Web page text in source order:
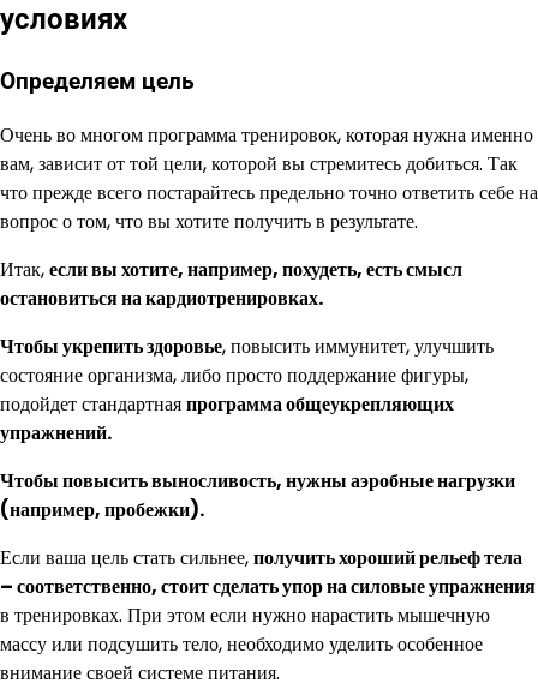
условиях
Определяем цель
Очень во многом программа тренировок, которая нужна именно
вам, зависит от той цели, которой вы стремитесь добиться. Так
что прежде всего постарайтесь предельно точно ответить себе на
вопрос о том, что вы хотите получить в результате.
Итак,если вы хотите, например, похудеть, есть смысл
остановиться на кардиотренировках.
Чтобы укрепить здоровье, повысить иммунитет, улучшить
состояние организма, либо просто поддержание фигуры,
подойдет стандартнаяпрограмма общеукрепляющих
упражнений.
Чтобы повысить выносливость, нужны аэробные нагрузки
(например, пробежки).
Если ваша цель стать сильнее,получить хороший рельеф тела
– соответственно, стоит сделать упор на силовые упражнения
в тренировках. При этом если нужно нарастить мышечную
массу или подсушить тело, необходимо уделить особенное
внимание своей системе питания.